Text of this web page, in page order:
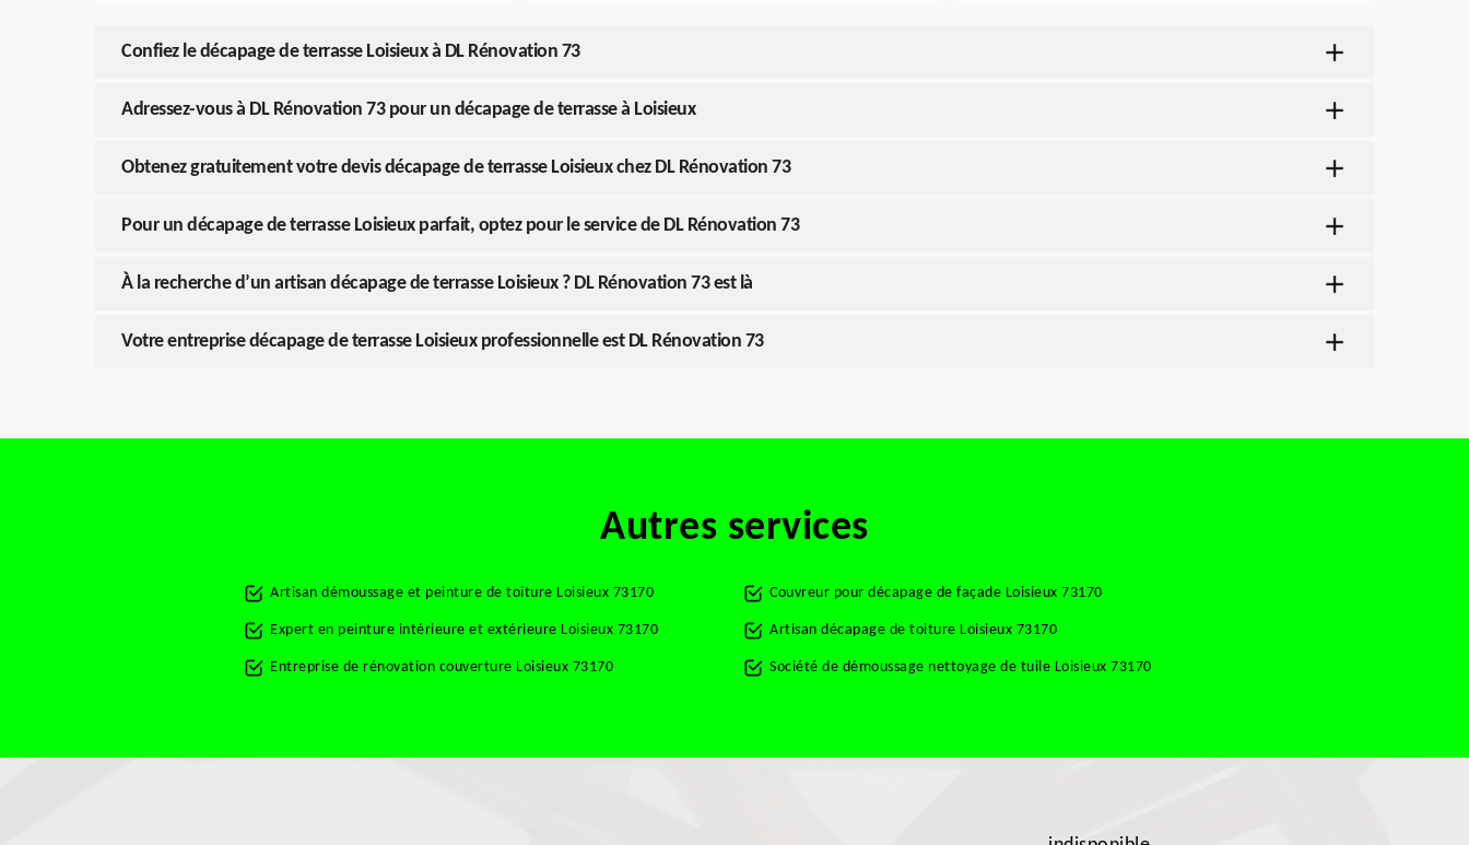
Confiez le décapage de terrasse Loisieux à DL Rénovation 73
Adressez-vous à DL Rénovation 73 pour un décapage de terrasse à Loisieux
Obtenez gratuitement votre devis décapage de terrasse Loisieux chez DL Rénovation 73
Pour un décapage de terrasse Loisieux parfait, optez pour le service de DL Rénovation 73
À la recherche d’un artisan décapage de terrasse Loisieux ? DL Rénovation 73 est là
Votre entreprise décapage de terrasse Loisieux professionnelle est DL Rénovation 73
Autres services
Artisan démoussage et peinture de toiture Loisieux 73170
Expert en peinture intérieure et extérieure Loisieux 73170
Entreprise de rénovation couverture Loisieux 73170
Couvreur pour décapage de façade Loisieux 73170
Artisan décapage de toiture Loisieux 73170
Société de démoussage nettoyage de tuile Loisieux 73170